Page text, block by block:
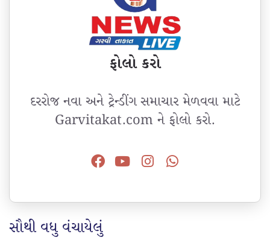
ફોલો કરો
દરરોજ નવા અને ટ્રેન્ડીંગ સમાચાર મેળવવા માટે
Garvitakat.com ને ફોલો કરો.
સૌથી વધુ વંચાયેલું